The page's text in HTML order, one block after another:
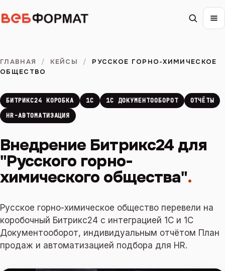
ГЛАВНАЯ / КЕЙСЫ /
РУССКОЕ ГОРНО-ХИМИЧЕСКОЕ
ОБЩЕСТВО
БИТРИКС24 КОРОБКА 1С 1С ДОКУМЕНТООБОРОТ
ОТЧЁТЫ
HR-АВТОМАТИЗАЦИЯ
Внедрение Битрикс24 для
"Русского горно-
химического общества".
Русское горно-химическое общество перевели на
коробочный Битрикс24 с интеграцией 1С и 1С
Документооборот, индивидуальным отчётом План
продаж и автоматизацией подбора для HR.